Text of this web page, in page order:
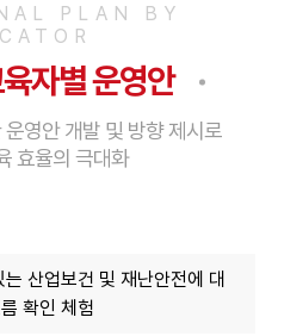
PLAN BY
자별 운영안
영안 개발 및 방향 제시로
효율의 극대화
산업보건 및 재난안전에 대
확인 체험